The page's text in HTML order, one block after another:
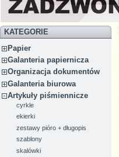
KATEGORIE
Papier
Galanteria papiernicza
Organizacja dokumentów
Galanteria biurowa
Artykuły piśmiennicze
cyrkle
ekierki
zestawy pióro + długopis
szablony
skalówki